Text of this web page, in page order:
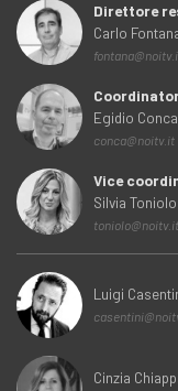
Direttore
Carlo
Egidio Conca
conca@noitv.it
Vice
Silvia Toniolo
toniolo@noitv.it
Luigi
Cinzia